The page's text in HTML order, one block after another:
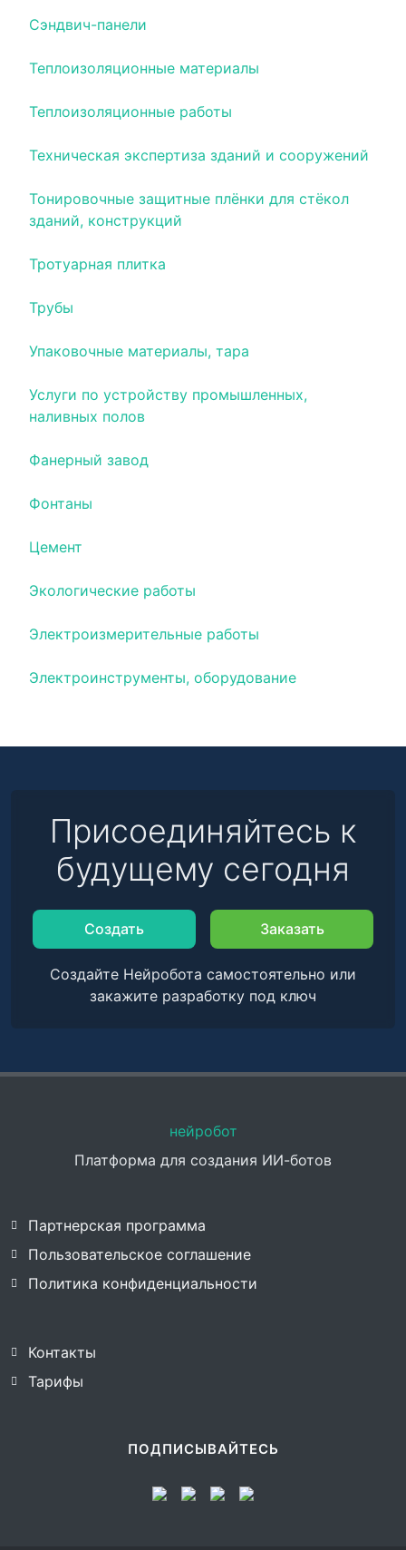
Сэндвич-панели
Теплоизоляционные материалы
Теплоизоляционные работы
Техническая экспертиза зданий и сооружений
Тонировочные защитные плёнки для стёкол
зданий, конструкций
Тротуарная плитка
Трубы
Упаковочные материалы, тара
Услуги по устройству промышленных,
наливных полов
Фанерный завод
Фонтаны
Цемент
Экологические работы
Электроизмерительные работы
Электроинструменты, оборудование
Присоединяйтесь к
будущему сегодня
Создать Заказать
Создайте Нейробота самостоятельно или
закажите разработку под ключ
нейробот
Платформа для создания ИИ-ботов
Партнерская программа
Пользовательское соглашение
Политика конфиденциальности
Контакты
Тарифы
ПОДПИСЫВАЙТЕСЬ